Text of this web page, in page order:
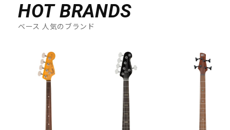
HOT BRANDS
ベース 人気のブランド